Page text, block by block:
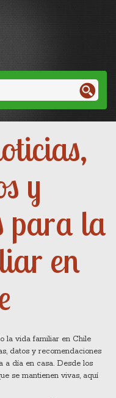
y
para la
en
la vida familiar en Chile
datos y recomendaciones
a día en casa. Desde los
se mantienen vivas, aquí